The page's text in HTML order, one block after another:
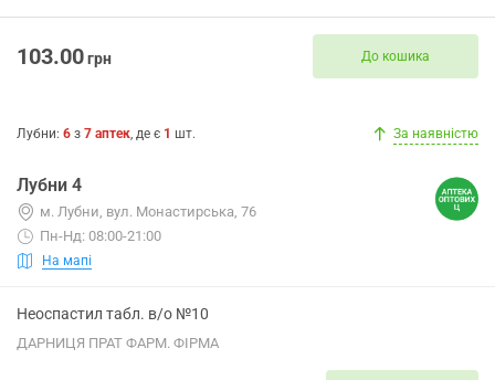
103.00грн До кошика
Лубни: 6 з 7 аптек, де є 1 шт. За наявністю
Лубни 4
м. Лубни, вул. Монастирська, 76
Пн-Нд: 08:00-21:00
На мапі
Неоспастил табл. в/о №10
ДАРНИЦЯ ПРАТ ФАРМ. ФІРМА